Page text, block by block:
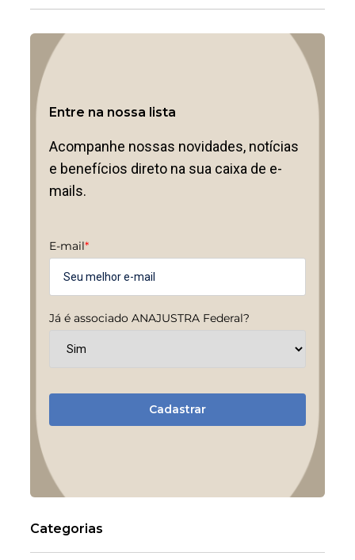
Entre na nossa lista
Acompanhe nossas novidades, notícias
e benefícios direto na sua caixa de e-
mails.
E-mail*
Já é associado ANAJUSTRA Federal?
Cadastrar
Categorias